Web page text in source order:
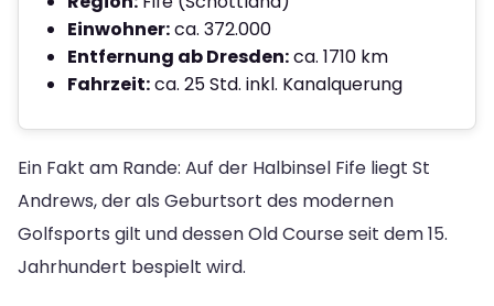
Einwohner:ca. 372.000
Entfernung ab Dresden:ca. 1710 km
Fahrzeit:ca. 25 Std. inkl. Kanalquerung
Ein Fakt am Rande: Auf der Halbinsel Fife liegt St
Andrews, der als Geburtsort des modernen
Golfsports gilt und dessen Old Course seit dem 15.
Jahrhundert bespielt wird.